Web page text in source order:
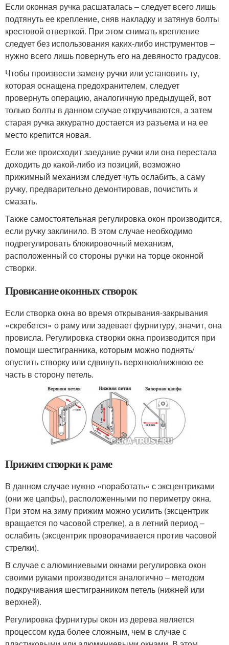
Если оконная ручка расшаталась – следует всего лишь
подтянуть ее крепление, сняв накладку и затянув болты
крестовой отверткой. При этом снимать крепление
следует без использования каких-либо инструментов –
нужно всего лишь повернуть его на девяносто градусов.
Чтобы произвести замену ручки или установить ту,
которая оснащена предохранителем, следует
провернуть операцию, аналогичную предыдущей, вот
только болты в данном случае откручиваются, а затем
старая ручка аккуратно достается из разъема и на ее
место крепится новая.
Если же происходит заедание ручки или она перестала
доходить до какой-либо из позиций, возможно
прижимный механизм следует чуть ослабить, а саму
ручку, предварительно демонтировав, почистить и
смазать.
Также самостоятельная регулировка окон производится,
если ручку заклинило. В этом случае необходимо
подрегулировать блокировочный механизм,
расположенный со стороны ручки на торце оконной
створки.
Провисание оконных створок
Если створка окна во время открывания-закрывания
«скребется» о раму или задевает фурнитуру, значит, она
провисла. Регулировка створки окна производится при
помощи шестигранника, которым можно поднять/
опустить створку или сдвинуть верхнюю/нижнюю ее
часть в сторону петель.
Прижим створки к раме
В данном случае нужно «поработать» с эксцентриками
(они же цапфы), расположенными по периметру окна.
При этом на зиму прижим можно усилить (эксцентрик
вращается по часовой стрелке), а в летний период –
ослабить (эксцентрик проворачивается против часовой
стрелки).
В случае с алюминиевыми окнами регулировка окон
своими руками производится аналогично – методом
подкручивания шестигранником петель (нижней или
верхней).
Регулировка фурнитуры окон из дерева является
процессом куда более сложным, чем в случае с